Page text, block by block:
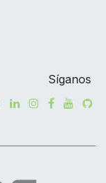
Síganos